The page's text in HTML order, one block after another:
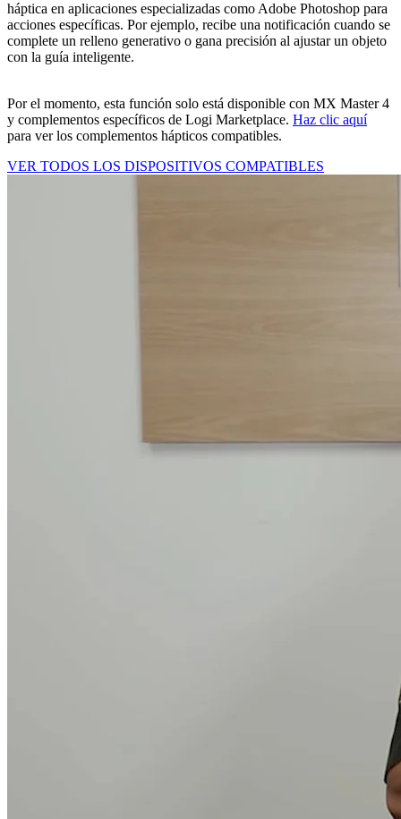
háptica en aplicaciones especializadas como Adobe Photoshop para
acciones específicas. Por ejemplo, recibe una notificación cuando se
complete un relleno generativo o gana precisión al ajustar un objeto
con la guía inteligente.
Por el momento, esta función solo está disponible con MX Master 4
y complementos específicos de Logi Marketplace. Haz clic aquí
para ver los complementos hápticos compatibles.
VER TODOS LOS DISPOSITIVOS COMPATIBLES